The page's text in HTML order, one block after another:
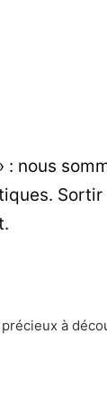
nous
à